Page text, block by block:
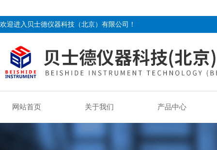
欢迎进入贝士德仪器科技（北京）有限公司！
网站首页 关于我们 产品中心